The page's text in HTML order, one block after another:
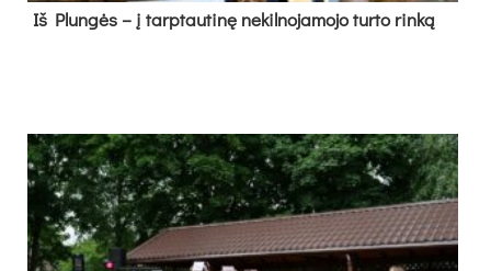
Iš Plungės – į tarptautinę nekilnojamojo turto rinką